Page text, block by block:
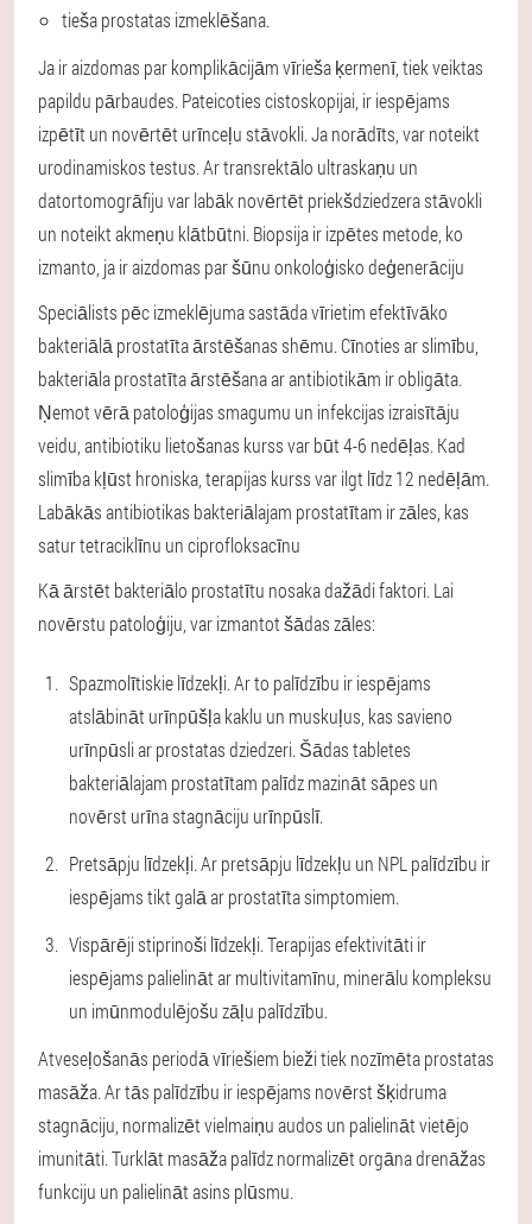
tieša prostatas izmeklēšana.
Ja ir aizdomas par komplikācijām vīrieša ķermenī, tiek veiktas
papildu pārbaudes. Pateicoties cistoskopijai, ir iespējams
izpētīt un novērtēt urīnceļu stāvokli. Ja norādīts, var noteikt
urodinamiskos testus. Ar transrektālo ultraskaņu un
datortomogrāfiju var labāk novērtēt priekšdziedzera stāvokli
un noteikt akmeņu klātbūtni. Biopsija ir izpētes metode, ko
izmanto, ja ir aizdomas par šūnu onkoloģisko deģenerāciju
Speciālists pēc izmeklējuma sastāda vīrietim efektīvāko
bakteriālā prostatīta ārstēšanas shēmu. Cīnoties ar slimību,
bakteriāla prostatīta ārstēšana ar antibiotikām ir obligāta.
Ņemot vērā patoloģijas smagumu un infekcijas izraisītāju
veidu, antibiotiku lietošanas kurss var būt 4-6 nedēļas. Kad
slimība kļūst hroniska, terapijas kurss var ilgt līdz 12 nedēļām.
Labākās antibiotikas bakteriālajam prostatītam ir zāles, kas
satur tetraciklīnu un ciprofloksacīnu
Kā ārstēt bakteriālo prostatītu nosaka dažādi faktori. Lai
novērstu patoloģiju, var izmantot šādas zāles:
Spazmolītiskie līdzekļi. Ar to palīdzību ir iespējams
atslābināt urīnpūšļa kaklu un muskuļus, kas savieno
urīnpūsli ar prostatas dziedzeri. Šādas tabletes
bakteriālajam prostatītam palīdz mazināt sāpes un
novērst urīna stagnāciju urīnpūslī.
Pretsāpju līdzekļi. Ar pretsāpju līdzekļu un NPL palīdzību ir
iespējams tikt galā ar prostatīta simptomiem.
Vispārēji stiprinoši līdzekļi. Terapijas efektivitāti ir
iespējams palielināt ar multivitamīnu, minerālu kompleksu
un imūnmodulējošu zāļu palīdzību.
Atveseļošanās periodā vīriešiem bieži tiek nozīmēta prostatas
masāža. Ar tās palīdzību ir iespējams novērst šķidruma
stagnāciju, normalizēt vielmaiņu audos un palielināt vietējo
imunitāti. Turklāt masāža palīdz normalizēt orgāna drenāžas
funkciju un palielināt asins plūsmu.